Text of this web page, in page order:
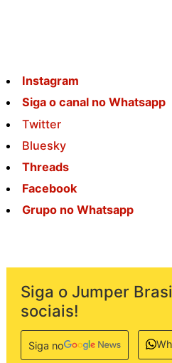
Instagram
Siga o canal no Whatsapp
Twitter
Bluesky
Threads
Facebook
Grupo no Whatsapp
Siga o Jumper
sociais!
Siga no